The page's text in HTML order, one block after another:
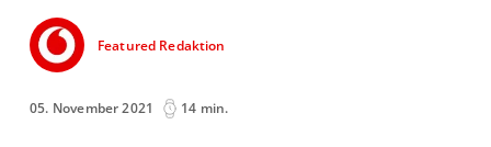
Featured Redaktion
05. November 2021 14 min.